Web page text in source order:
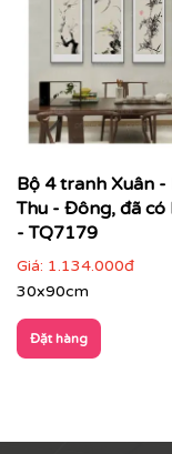
tiêu chuẩn cao:
Chất liệu vải in
Vải canvas
không lo bạc
Tăng độ
Bộ 4 tranh Xuân -
Thu - Đông, đã có
- TQ7179
Giá: 1.134.000đ
30x90cm
Đặt hàng